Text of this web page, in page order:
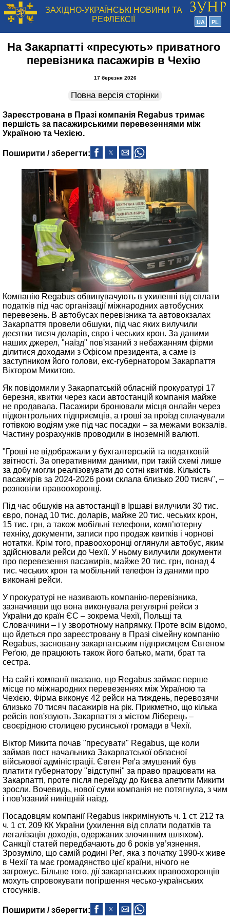
ЗАХІДНО-УКРАЇНСЬКІ НОВИНИ ТА
РЕФЛЕКСІЇ
UA PL
На Закарпатті «пресують» приватного
перевізника пасажирів в Чехію
17 березня 2026
Повна версія сторінки
Зареєстрована в Празі компанія Regabus тримає​​​​​​​
першість за пасажирськими перевезеннями між
Україною та Чехією.
Поширити / зберегти:
Компанію Regabus обвинувачують в ухиленні від сплати
податків під час організації міжнародних автобусних
перевезень. В автобусах перевізника та автовокзалах
Закарпаття провели обшуки, під час яких вилучили
десятки тисяч доларів, євро і чеських крон. За даними
наших джерел, "наїзд" пов'язаний з небажанням фірми
ділитися доходами з Офісом президента, а саме із
заступником його голови, екс-губернатором Закарпаття
Віктором Микитою.
Як повідомили у Закарпатській обласній прокуратурі 17
березня, квитки через каси автостанцій компанія майже
не продавала. Пасажири бронювали місця онлайн через
підконтрольних підприємців, а гроші за проїзд сплачували
готівкою водіям уже під час посадки – за межами вокзалів.
Частину розрахунків проводили в іноземній валюті.
"Гроші не відображали у бухгалтерській та податковій
звітності. За оперативними даними, при такій схемі лише
за добу могли реалізовувати до сотні квитків. Кількість
пасажирів за 2024-2026 роки склала близько 200 тисяч", –
розповіли правоохоронці.
Під час обшуків на автостанції в Іршаві вилучили 30 тис.
євро, понад 10 тис. доларів, майже 20 тис. чеських крон,
15 тис. грн, а також мобільні телефони, комп’ютерну
техніку, документи, записи про продаж квитків і чорнові
нотатки. Крім того, правоохоронці оглянули автобус, яким
здійснювали рейси до Чехії. У ньому вилучили документи
про перевезення пасажирів, майже 20 тис. грн, понад 4
тис. чеських крон та мобільний телефон із даними про
виконані рейси.
У прокуратурі не називають компанію-перевізника,
зазначивши що вона виконувала регулярні рейси з
України до країн ЄС – зокрема Чехії, Польщі та
Словаччини – і у зворотному напрямку. Проте всім відомо,
що йдеться про зареєстровану в Празі сімейну компанію
Regabus, засновану закарпатським підприємцем Євгеном
Реґою, де працюють також його батько, мати, брат та
сестра.
На сайті компанії вказано, що Regabus займає перше
місце по міжнародних перевезеннях між Україною та
Чехією. Фірма виконує 42 рейси на тиждень, перевозячи
близько 70 тисяч пасажирів на рік. Прикметно, що кілька
рейсів пов'язують Закарпаття з містом Ліберець –
своєрідною столицею русинської громади в Чехії.
Віктор Микита почав "пресувати" Regabus, ще коли
займав пост начальника Закарпатської обласної
військової адміністрації. Євген Реґа змушений був
платити губернатору "відступні" за право працювати на
Закарпатті, проте після переїзду до Києва апетити Микити
зросли. Вочевидь, нової суми компанія не потягнула, з чим
і пов'язаний ниніщній наїзд.
Посадовцям компанії Regabus інкримінують ч. 1 ст. 212 та
ч. 1 ст. 209 КК України (ухилення від сплати податків та
легалізація доходів, одержаних злочинним шляхом).
Санкції статей передбачають до 6 років ув’язнення.
Зрозуміло, що самій родині Реґ, яка з початку 1990-х живе
в Чехії та має громадянство цієї країни, нічого не
загрожує. Більше того, дії закарпатських правоохоронців
мохуть спровокувати погіршення чесько-українських
стосунків.
Поширити / зберегти: